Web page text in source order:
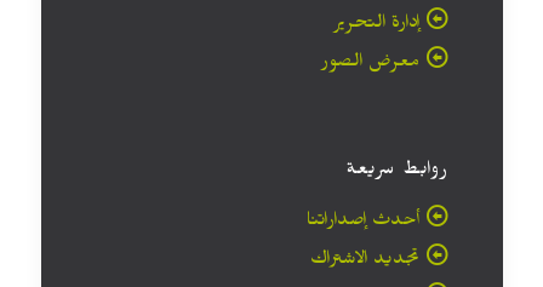
إدارة التحرير
معرض الصور
روابط سريعة
أحدث إصداراتنا
تجديد الاشتراك